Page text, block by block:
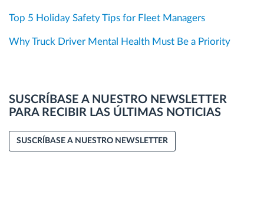
Top 5 Holiday Safety Tips for Fleet Managers
Why Truck Driver Mental Health Must Be a Priority
SUSCRÍBASE A NUESTRO NEWSLETTER
PARA RECIBIR LAS ÚLTIMAS NOTICIAS
SUSCRÍBASE A NUESTRO NEWSLETTER